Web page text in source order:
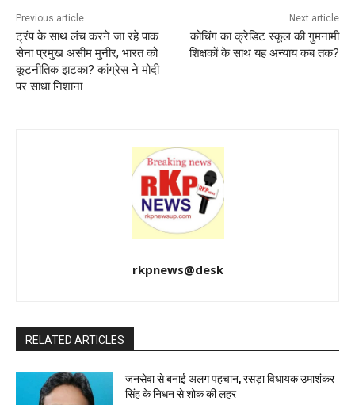
k
Previous article
ट्रंप के साथ लंच करने जा रहे पाक
सेना प्रमुख असीम मुनीर, भारत को
कूटनीतिक झटका? कांग्रेस ने मोदी
पर साधा निशाना
Next article
कोचिंग का क्रेडिट स्कूल की गुमनामी
शिक्षकों के साथ यह अन्याय कब तक?
rkpnews@desk
RELATED ARTICLES
जनसेवा से बनाई अलग पहचान, रसड़ा विधायक उमाशंकर
सिंह के निधन से शोक की लहर